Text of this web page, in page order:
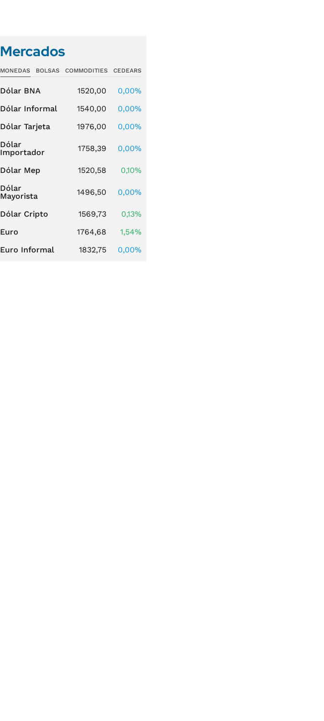
Mercados
MONEDAS BOLSAS COMMODITIES CEDEARS
Dólar BNA 1520,00
0,00%
Dólar Informal
1540,00
0,00%
Dólar Tarjeta
1976,00
0,00%
Dólar
Importador
1758,39 0,00%
Dólar Mep 1520,58
0,10%
Dólar
Mayorista
1496,50 0,00%
Dólar Cripto 1569,73
0,13%
Euro
1764,68
1,54%
Euro Informal
1832,75 0,00%